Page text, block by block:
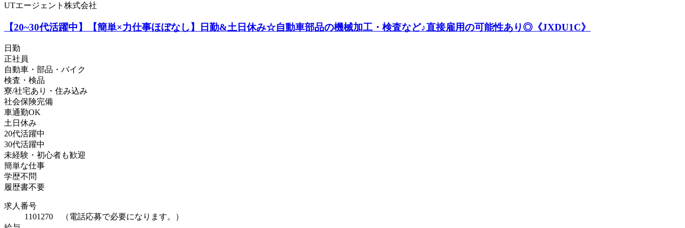
UTエージェント株式会社
【20~30代活躍中】【簡単×力仕事ほぼなし】日勤&土日休み☆自動車部品の機械加工・検査など♪直接雇用の可能性あり◎《JXDU1C》
日勤
正社員
自動車・部品・バイク
検査・検品
寮/社宅あり・住み込み
社会保険完備
車通勤OK
土日休み
20代活躍中
30代活躍中
未経験・初心者も歓迎
簡単な仕事
学歴不問
履歴書不要
求人番号
1101270 （電話応募で必要になります。）